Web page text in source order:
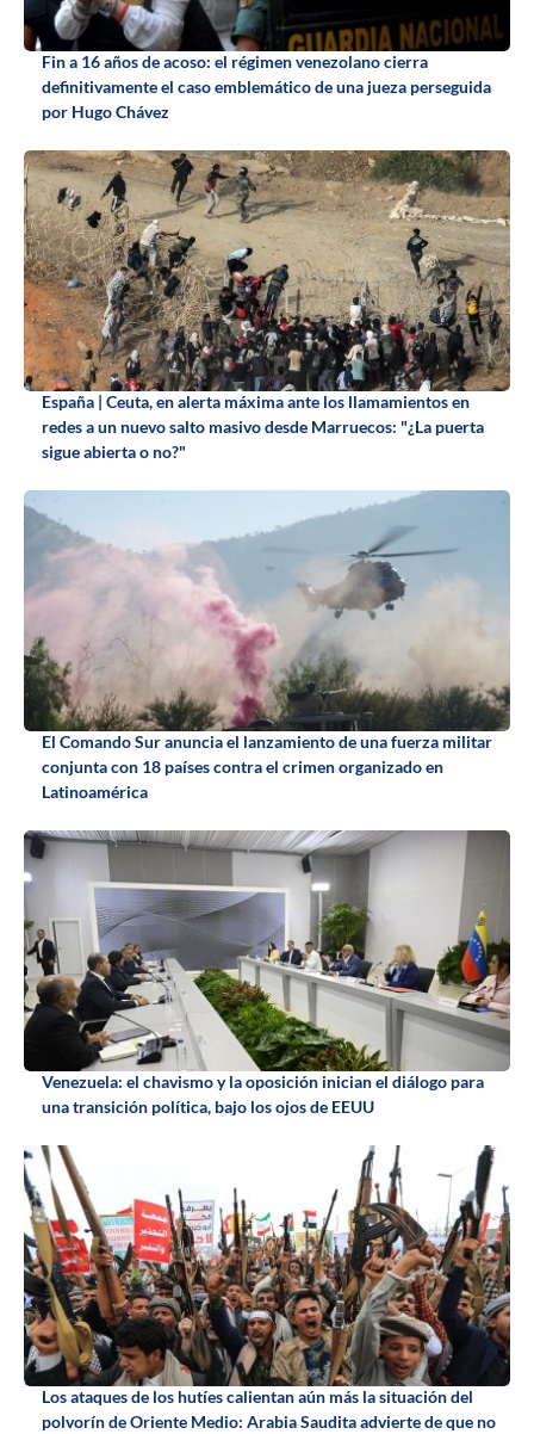
Fin a 16 años de acoso: el régimen venezolano cierra
definitivamente el caso emblemático de una jueza perseguida
por Hugo Chávez
España | Ceuta, en alerta máxima ante los llamamientos en
redes a un nuevo salto masivo desde Marruecos: "¿La puerta
sigue abierta o no?"
El Comando Sur anuncia el lanzamiento de una fuerza militar
conjunta con 18 países contra el crimen organizado en
Latinoamérica
Venezuela: el chavismo y la oposición inician el diálogo para
una transición política, bajo los ojos de EEUU
Los ataques de los hutíes calientan aún más la situación del
polvorín de Oriente Medio: Arabia Saudita advierte de que no